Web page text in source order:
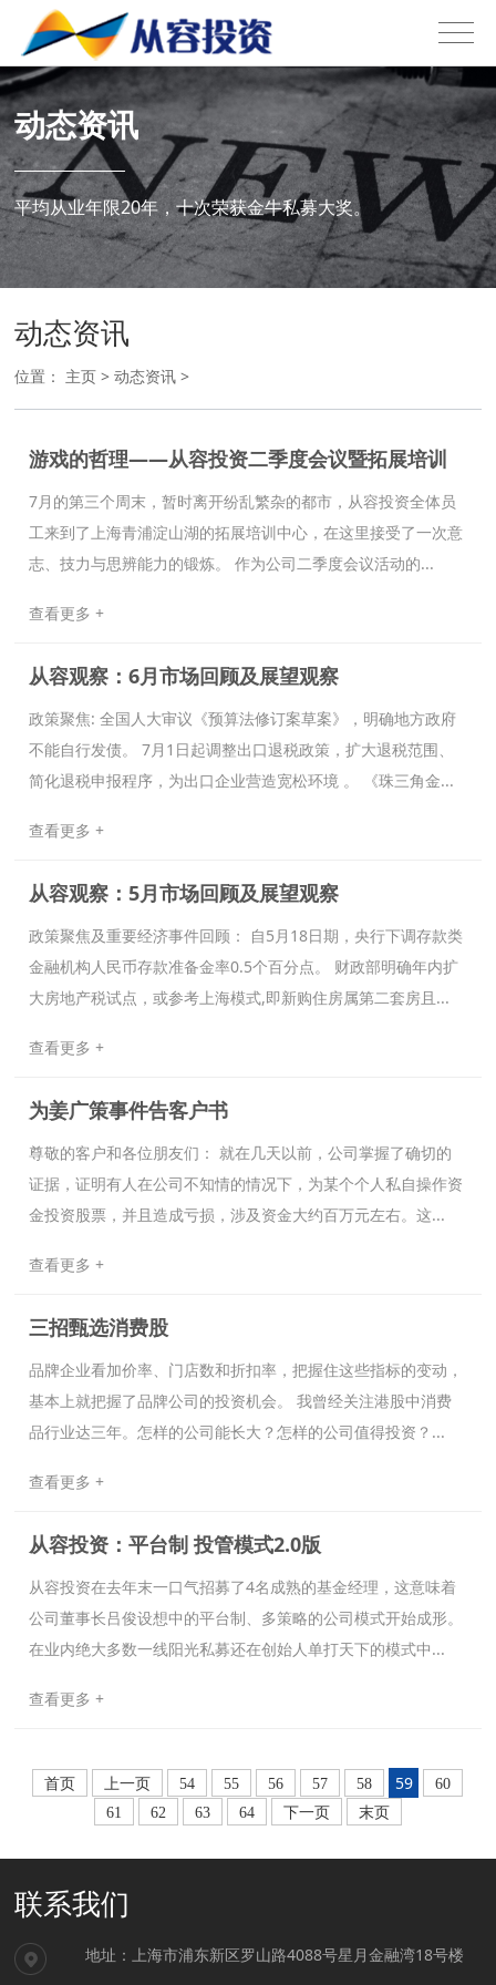
动态资讯
平均从业年限20年，十次荣获金牛私募大奖。
动态资讯
位置： 主页 >动态资讯 >
游戏的哲理——从容投资二季度会议暨拓展培训
7月的第三个周末，暂时离开纷乱繁杂的都市，从容投资全体员
工来到了上海青浦淀山湖的拓展培训中心，在这里接受了一次意
志、技力与思辨能力的锻炼。 作为公司二季度会议活动的...
查看更多 +
从容观察：6月市场回顾及展望观察
政策聚焦: 全国人大审议《预算法修订案草案》，明确地方政府
不能自行发债。 7月1日起调整出口退税政策，扩大退税范围、
简化退税申报程序，为出口企业营造宽松环境 。 《珠三角金...
查看更多 +
从容观察：5月市场回顾及展望观察
政策聚焦及重要经济事件回顾： 自5月18日期，央行下调存款类
金融机构人民币存款准备金率0.5个百分点。 财政部明确年内扩
大房地产税试点，或参考上海模式,即新购住房属第二套房且...
查看更多 +
为姜广策事件告客户书
尊敬的客户和各位朋友们： 就在几天以前，公司掌握了确切的
证据，证明有人在公司不知情的情况下，为某个个人私自操作资
金投资股票，并且造成亏损，涉及资金大约百万元左右。这...
查看更多 +
三招甄选消费股
品牌企业看加价率、门店数和折扣率，把握住这些指标的变动，
基本上就把握了品牌公司的投资机会。 我曾经关注港股中消费
品行业达三年。怎样的公司能长大？怎样的公司值得投资？...
查看更多 +
从容投资：平台制 投管模式2.0版
从容投资在去年末一口气招募了4名成熟的基金经理，这意味着
公司董事长吕俊设想中的平台制、多策略的公司模式开始成形。
在业内绝大多数一线阳光私募还在创始人单打天下的模式中...
查看更多 +
首页 上一页 54 55 56 57 58 59
60
61
62 63 64 下一页 末页
联系我们
地址：上海市浦东新区罗山路4088号星月金融湾18号楼